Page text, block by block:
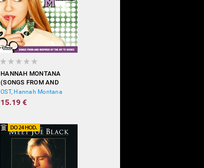
HANNAH MONTANA
(SONGS FROM AND
INSPIRED BY THE HIT TV
SERIES)
OST, Hannah Montana
15.19 €